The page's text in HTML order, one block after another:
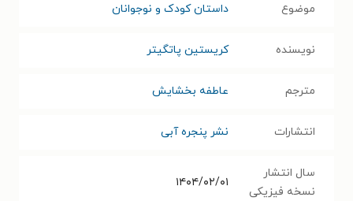
موضوع داستان کودک و نوجوانان
نویسنده کریستین پاتگیتر
مترجم عاطفه بخشایش
انتشارات نشر پنجره آبی
سال انتشار
نسخه فیزیکی
۱۴۰۴/۰۲/۰۱